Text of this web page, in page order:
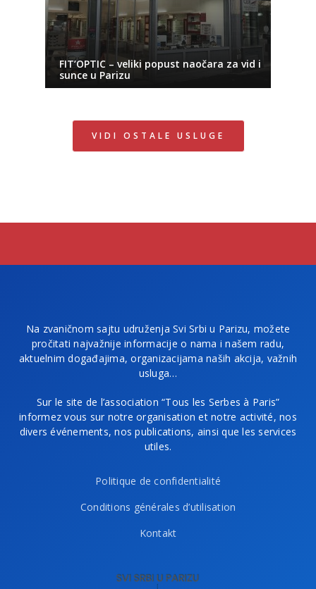
FIT’OPTIC – veliki popust naočara za vid i
sunce u Parizu
VIDI OSTALE USLUGE
Na zvaničnom sajtu udruženja Svi Srbi u Parizu, možete
pročitati najvažnije informacije o nama i našem radu,
aktuelnim događajima, organizacijama naših akcija, važnih
usluga…
Sur le site de l’association “Tous les Serbes à Paris”
informez vous sur notre organisation et notre activité, nos
divers événements, nos publications, ainsi que les services
utiles.
Politique de confidentialité
Conditions générales d’utilisation
Kontakt